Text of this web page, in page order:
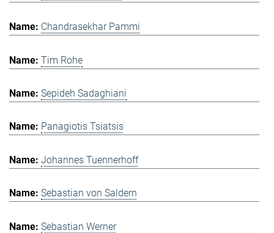
Chandrasekhar Pammi
Tim Rohe
Sepideh Sadaghiani
Panagiotis Tsiatsis
Johannes Tuennerhoff
Sebastian von Saldern
Sebastian Werner